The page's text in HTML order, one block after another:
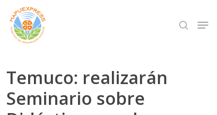
Skip
main
search
Temuco: realizarán
Seminario sobre
Close